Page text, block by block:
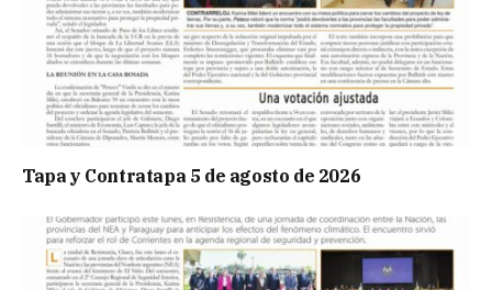
Tapa y Contratapa 5 de agosto de 2026